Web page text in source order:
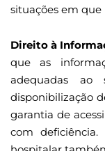
situações em
Direito à
que as
adequadas ao
disponibilização
garantia de
com